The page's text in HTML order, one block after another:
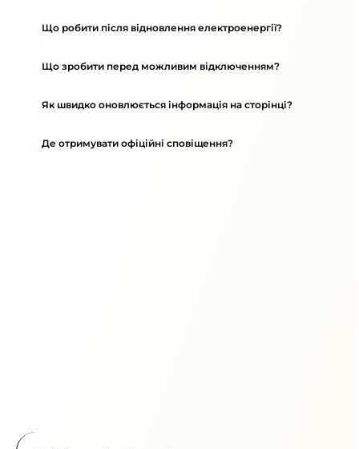
Що робити після відновлення електроенергії?
Що зробити перед можливим відключенням?
Як швидко оновлюється інформація на сторінці?
Де отримувати офіційні сповіщення?